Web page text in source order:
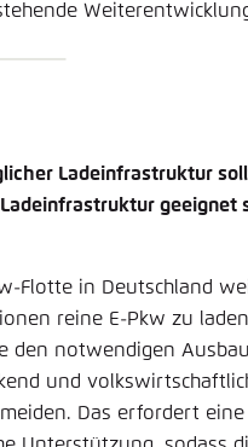
Ladeinfrastruktur
geeignet
Flotte in Deutschland
reine E-Pkw zu
den notwendigen
und
Das erfordert